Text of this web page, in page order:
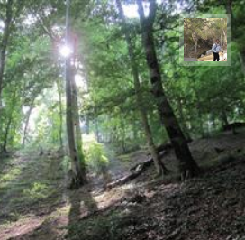
سیدحسین رضوانی